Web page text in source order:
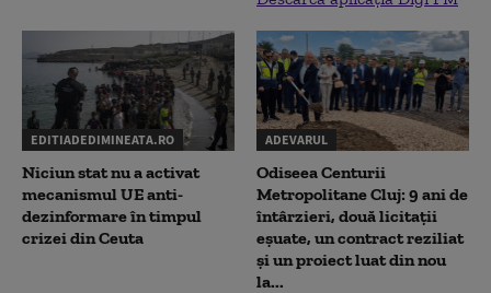
EDITIADEDIMINEATA.RO
Niciun stat nu a activat
mecanismul UE anti-
dezinformare în timpul
crizei din Ceuta
ADEVARUL
Odiseea Centurii
Metropolitane Cluj: 9 ani de
întârzieri, două licitații
eșuate, un contract reziliat
și un proiect luat din nou
la...